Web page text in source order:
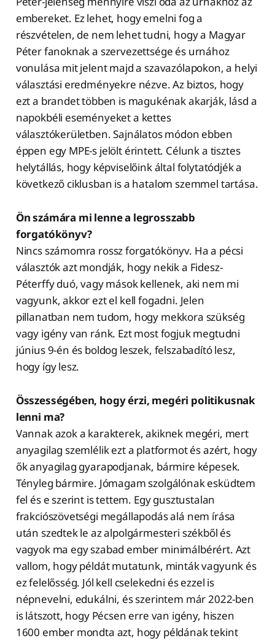
embereket. Ez lehet, hogy emelni fog a
részvételen, de nem lehet tudni, hogy a Magyar
Péter fanoknak a szervezettsége és urnához
vonulása mit jelent majd a szavazólapokon, a helyi
választási eredményekre nézve. Az biztos, hogy
ezt a brandet többen is magukénak akarják, lásd a
napokbéli eseményeket a kettes
választókerületben. Sajnálatos módon ebben
éppen egy MPE-s jelölt érintett. Célunk a tisztes
helytállás, hogy képviselőink által folytatódjék a
következő ciklusban is a hatalom szemmel tartása.
Ön számára mi lenne a legrosszabb
forgatókönyv?
Nincs számomra rossz forgatókönyv. Ha a pécsi
választók azt mondják, hogy nekik a Fidesz-
Péterffy duó, vagy mások kellenek, aki nem mi
vagyunk, akkor ezt el kell fogadni. Jelen
pillanatban nem tudom, hogy mekkora szükség
vagy igény van ránk. Ezt most fogjuk megtudni
június 9-én és boldog leszek, felszabadító lesz,
hogy így lesz.
Összességében, hogy érzi, megéri politikusnak
lenni ma?
Vannak azok a karakterek, akiknek megéri, mert
anyagilag szemlélik ezt a platformot és azért, hogy
ők anyagilag gyarapodjanak, bármire képesek.
Tényleg bármire. Jómagam szolgálónak esküdtem
fel és e szerint is tettem. Egy gusztustalan
frakciószövetségi megállapodás alá nem írása
után szedtek le az alpolgármesteri székből és
vagyok ma egy szabad ember minimálbérért. Azt
vallom, hogy példát mutatunk, minták vagyunk és
ez felelősség. Jól kell cselekedni és ezzel is
népnevelni, edukálni, és szerintem már 2022-ben
is látszott, hogy Pécsen erre van igény, hiszen
1600 ember mondta azt, hogy példának tekint